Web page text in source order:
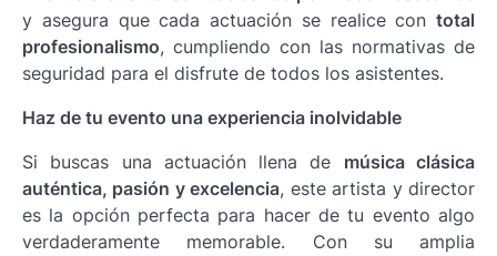
y asegura que cada actuación se realice con total
profesionalismo, cumpliendo con las normativas de
seguridad para el disfrute de todos los asistentes.
Haz de tu evento una experiencia inolvidable
Si buscas una actuación llena de música clásica
auténtica, pasión y excelencia, este artista y director
es la opción perfecta para hacer de tu evento algo
verdaderamente memorable. Con su amplia